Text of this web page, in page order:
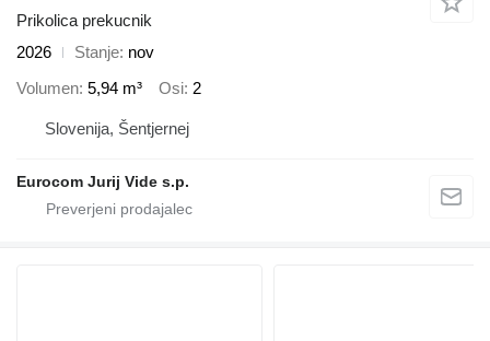
Prikolica prekucnik
2026
Stanje nov
Volumen 5,94 m³ Osi 2
Slovenija, Šentjernej
Eurocom Jurij Vide s.p.